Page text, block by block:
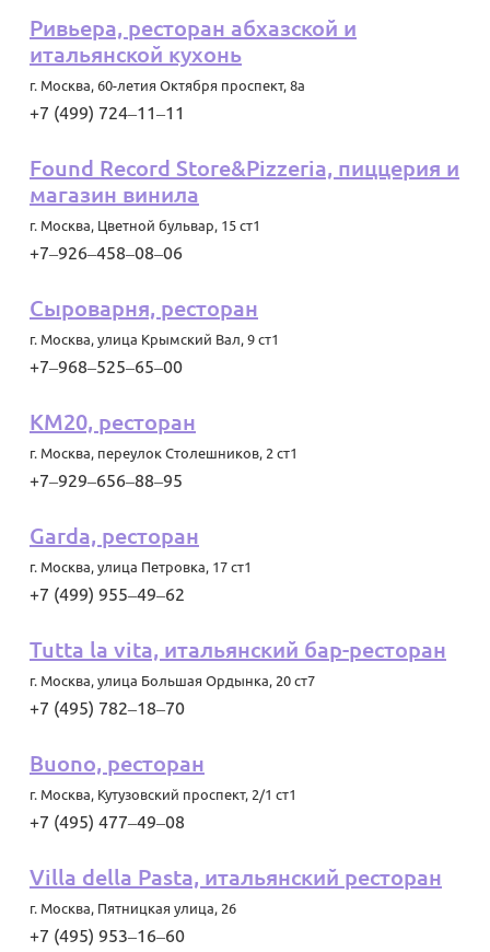
Ривьера, ресторан абхазской и
итальянской кухонь
г. Москва, 60-летия Октября проспект, 8а
+7 (499) 724‒11‒11
Found Record Store&Pizzeria, пиццерия и
магазин винила
г. Москва, Цветной бульвар, 15 ст1
+7‒926‒458‒08‒06
Сыроварня, ресторан
г. Москва, улица Крымский Вал, 9 ст1
+7‒968‒525‒65‒00
КМ20, ресторан
г. Москва, переулок Столешников, 2 ст1
+7‒929‒656‒88‒95
Garda, ресторан
г. Москва, улица Петровка, 17 ст1
+7 (499) 955‒49‒62
Tutta la vita, итальянский бар-ресторан
г. Москва, улица Большая Ордынка, 20 ст7
+7 (495) 782‒18‒70
Buono, ресторан
г. Москва, Кутузовский проспект, 2/1 ст1
+7 (495) 477‒49‒08
Villa della Pasta, итальянский ресторан
г. Москва, Пятницкая улица, 26
+7 (495) 953‒16‒60